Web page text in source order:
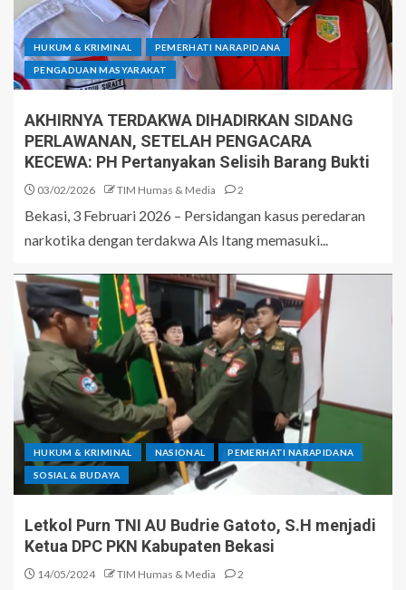
HUKUM & KRIMINAL PEMERHATI NARAPIDANA
PENGADUAN MASYARAKAT
AKHIRNYA TERDAKWA DIHADIRKAN SIDANG
PERLAWANAN, SETELAH PENGACARA
KECEWA: PH Pertanyakan Selisih Barang Bukti
03/02/2026 TIM Humas & Media 2
Bekasi, 3 Februari 2026 – Persidangan kasus peredaran
narkotika dengan terdakwa Als Itang memasuki...
HUKUM & KRIMINAL NASIONAL PEMERHATI NARAPIDANA
SOSIAL & BUDAYA
Letkol Purn TNI AU Budrie Gatoto, S.H menjadi
Ketua DPC PKN Kabupaten Bekasi
14/05/2024 TIM Humas & Media 2